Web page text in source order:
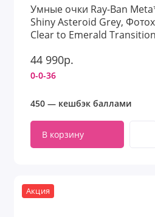
Умные очки Ray-Ban
Shiny Asteroid Grey,
Clear to Emerald
44 990р.
0-0-36
450 — кешбэк баллами
В корзину
Акция